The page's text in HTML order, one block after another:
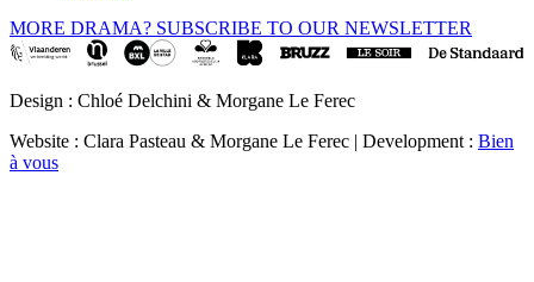
MORE DRAMA? SUBSCRIBE TO OUR NEWSLETTER
Design : Chloé Delchini & Morgane Le Ferec
Website : Clara Pasteau & Morgane Le Ferec | Development : Bien
à vous